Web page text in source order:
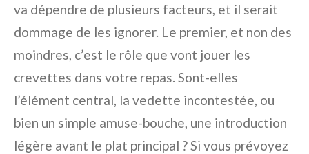
va dépendre de plusieurs facteurs, et il serait
dommage de les ignorer. Le premier, et non des
moindres, c’est le rôle que vont jouer les
crevettes dans votre repas. Sont-elles
l’élément central, la vedette incontestée, ou
bien un simple amuse-bouche, une introduction
légère avant le plat principal ? Si vous prévoyez